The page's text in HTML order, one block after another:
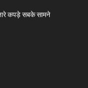
कपड़े सबके सामने